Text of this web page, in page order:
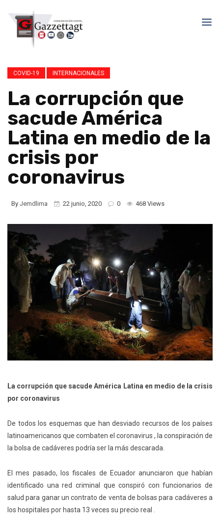
COVID-19 INTERNACIONALES
La corrupción que
sacude América
Latina en medio de la
crisis por
coronavirus
By Jemdlima 22 junio, 2020 0 468 Views
La corrupción que sacude América Latina en medio de la crisis
por coronavirus
De todos los esquemas que han desviado recursos de los países
latinoamericanos que combaten el coronavirus , la conspiración de
la bolsa de cadáveres podría ser la más descarada.
El mes pasado, los fiscales de Ecuador anunciaron que habían
identificado una red criminal que conspiró con funcionarios de
salud para ganar un contrato de venta de bolsas para cadáveres a
los hospitales por hasta 13 veces su precio real .